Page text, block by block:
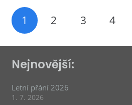
1 2 3 4
Nejnovější:
Letní přání 2026
1. 7. 2026